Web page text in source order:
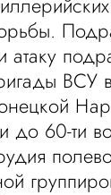
атаку
ВСУ
до 60-ти